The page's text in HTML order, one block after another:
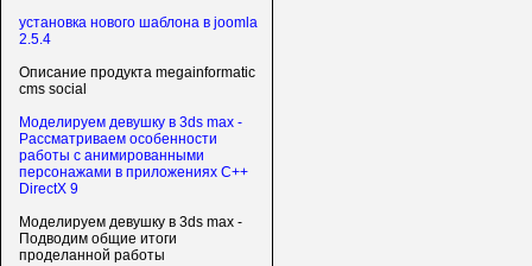
установка нового шаблона в joomla
2.5.4
Описание продукта megainformatic
cms social
Моделируем девушку в 3ds max -
Рассматриваем особенности
работы с анимированными
персонажами в приложениях C++
DirectX 9
Моделируем девушку в 3ds max -
Подводим общие итоги
проделанной работы